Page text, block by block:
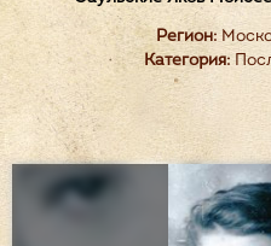
Регион:
Категория: